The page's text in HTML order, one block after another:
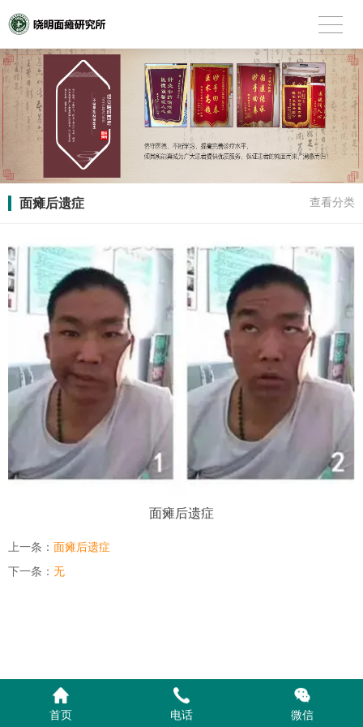
面瘫后遗症 查看分类
面瘫后遗症
上一条： 面瘫后遗症
下一条： 无
首页 电话 微信